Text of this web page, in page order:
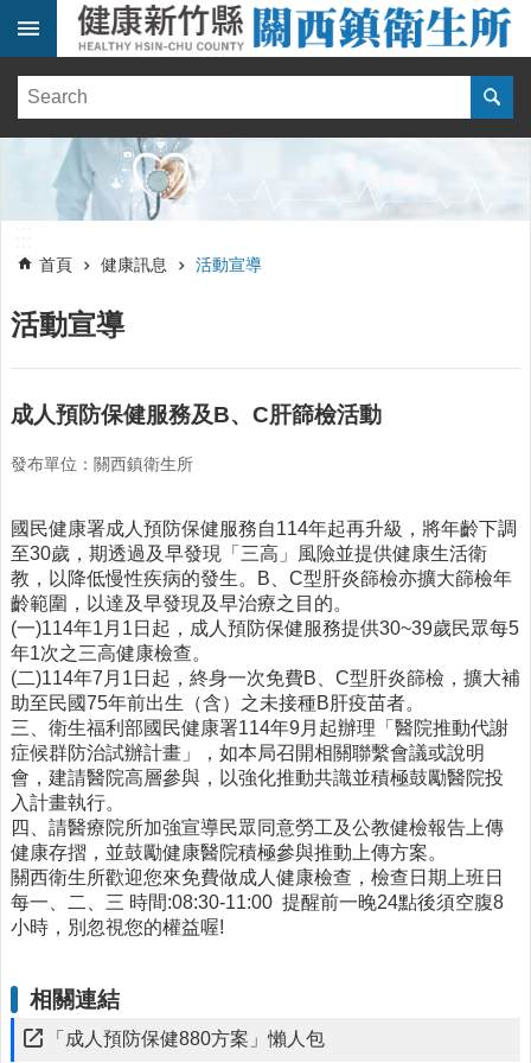
跳到主要內容區塊
健
訊
簡
便
務
上
名
醫
療
資
源
社
區
資
源
門
診
時
間
表
與
注
射
首頁 健康訊息 活動宣導
活動宣導
成人預防保健服務及B、C肝篩檢活動
發布單位：關西鎮衛生所
國民健康署成人預防保健服務自114年起再升級，將年齡下調
至30歲，期透過及早發現「三高」風險並提供健康生活衛
教，以降低慢性疾病的發生。B、C型肝炎篩檢亦擴大篩檢年
齡範圍，以達及早發現及早治療之目的。
(一)114年1月1日起，成人預防保健服務提供30~39歲民眾每5
年1次之三高健康檢查。
(二)114年7月1日起，終身一次免費B、C型肝炎篩檢，擴大補
助至民國75年前出生（含）之未接種B肝疫苗者。
三、衛生福利部國民健康署114年9月起辦理「醫院推動代謝
症候群防治試辦計畫」，如本局召開相關聯繫會議或說明
會，建請醫院高層參與，以強化推動共識並積極鼓勵醫院投
入計畫執行。
四、請醫療院所加強宣導民眾同意勞工及公教健檢報告上傳
健康存摺，並鼓勵健康醫院積極參與推動上傳方案。
關西衛生所歡迎您來免費做成人健康檢查，檢查日期上班日
每一、二、三 時間:08:30-11:00 提醒前一晚24點後須空腹8
小時，別忽視您的權益喔!
相關連結
「成人預防保健880方案」懶人包